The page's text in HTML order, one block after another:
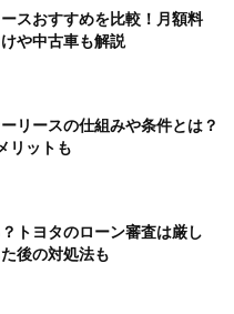
スおすすめを比較！月額料
や中古車も解説
リースの仕組みや条件とは？
リットも
トヨタのローン審査は厳し
後の対処法も